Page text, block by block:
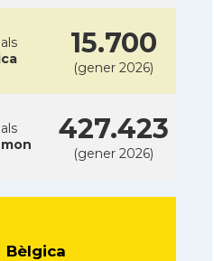
15.700
(gener 2026)
mon 427.423
(gener 2026)
Bèlgica